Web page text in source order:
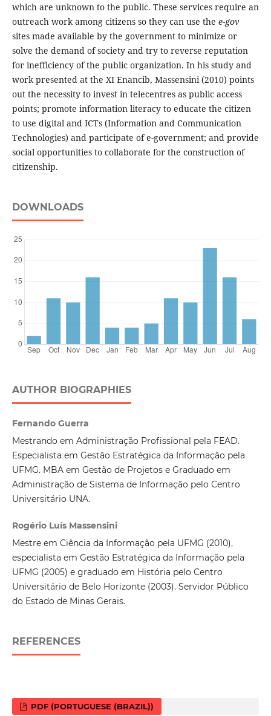
which are unknown to the public. These services require an
outreach work among citizens so they can use the e-gov
sites made available by the government to minimize or
solve the demand of society and try to reverse reputation
for inefficiency of the public organization. In his study and
work presented at the XI Enancib, Massensini (2010) points
out the necessity to invest in telecentres as public access
points; promote information literacy to educate the citizen
to use digital and ICTs (Information and Communication
Technologies) and participate of e-government; and provide
social opportunities to collaborate for the construction of
citizenship.
DOWNLOADS
AUTHOR BIOGRAPHIES
Fernando Guerra
Mestrando em Administração Profissional pela FEAD.
Especialista em Gestão Estratégica da Informação pela
UFMG. MBA em Gestão de Projetos e Graduado em
Administração de Sistema de Informação pelo Centro
Universitário UNA.
Rogério Luís Massensini
Mestre em Ciência da Informação pela UFMG (2010),
especialista em Gestão Estratégica da Informação pela
UFMG (2005) e graduado em História pelo Centro
Universitário de Belo Horizonte (2003). Servidor Público
do Estado de Minas Gerais.
REFERENCES
PDF (PORTUGUESE (BRAZIL))